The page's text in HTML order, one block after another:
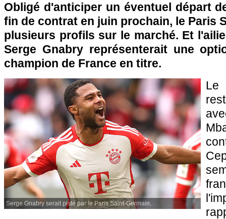
Obligé d'anticiper un éventuel départ
fin de contrat en juin prochain, le Paris
plusieurs profils sur le marché. Et
Serge Gnabry représenterait une
champion de France en titre.
Serge Gnabry serait pisté par le Paris Saint-Germain.
Le